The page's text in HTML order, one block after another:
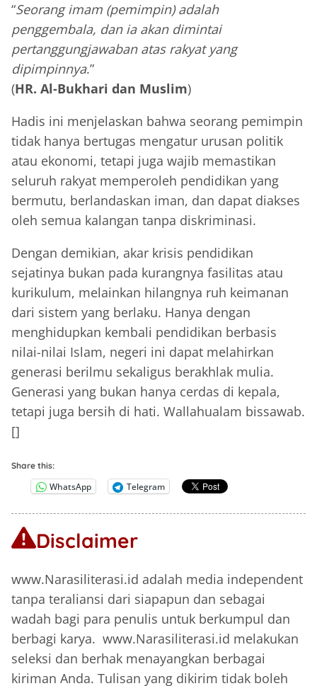
“Seorang imam (pemimpin) adalah
penggembala, dan ia akan dimintai
pertanggungjawaban atas rakyat yang
dipimpinnya.”
(HR. Al-Bukhari dan Muslim)
Hadis ini menjelaskan bahwa seorang pemimpin
tidak hanya bertugas mengatur urusan politik
atau ekonomi, tetapi juga wajib memastikan
seluruh rakyat memperoleh pendidikan yang
bermutu, berlandaskan iman, dan dapat diakses
oleh semua kalangan tanpa diskriminasi.
Dengan demikian, akar krisis pendidikan
sejatinya bukan pada kurangnya fasilitas atau
kurikulum, melainkan hilangnya ruh keimanan
dari sistem yang berlaku. Hanya dengan
menghidupkan kembali pendidikan berbasis
nilai-nilai Islam, negeri ini dapat melahirkan
generasi berilmu sekaligus berakhlak mulia.
Generasi yang bukan hanya cerdas di kepala,
tetapi juga bersih di hati. Wallahualam bissawab.
[]
Share this:
WhatsApp Telegram
Disclaimer
www.Narasiliterasi.id adalah media independent
tanpa teraliansi dari siapapun dan sebagai
wadah bagi para penulis untuk berkumpul dan
berbagi karya. www.Narasiliterasi.id melakukan
seleksi dan berhak menayangkan berbagai
kiriman Anda. Tulisan yang dikirim tidak boleh